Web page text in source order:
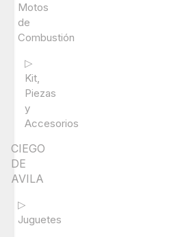
Motos
de
Combustión
▷
Kit,
Piezas
y
Accesorios
CIEGO
DE
AVILA
▷
Juguetes